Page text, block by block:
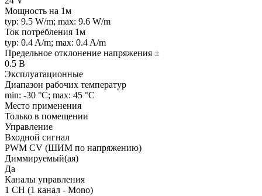
Мощность на 1м
typ: 9.5 W/m; max: 9.6 W/m
Ток потребления 1м
typ: 0.4 A/m; max: 0.4 A/m
Предельное отклонение напряжения ±
0.5 В
Эксплуатационные
Диапазон рабочих температур
min: -30 °C; max: 45 °C
Место применения
Только в помещении
Управление
Входной сигнал
PWM СV (ШИМ по напряжению)
Диммируемый(ая)
Да
Каналы управления
1 CH (1 канал - Mono)